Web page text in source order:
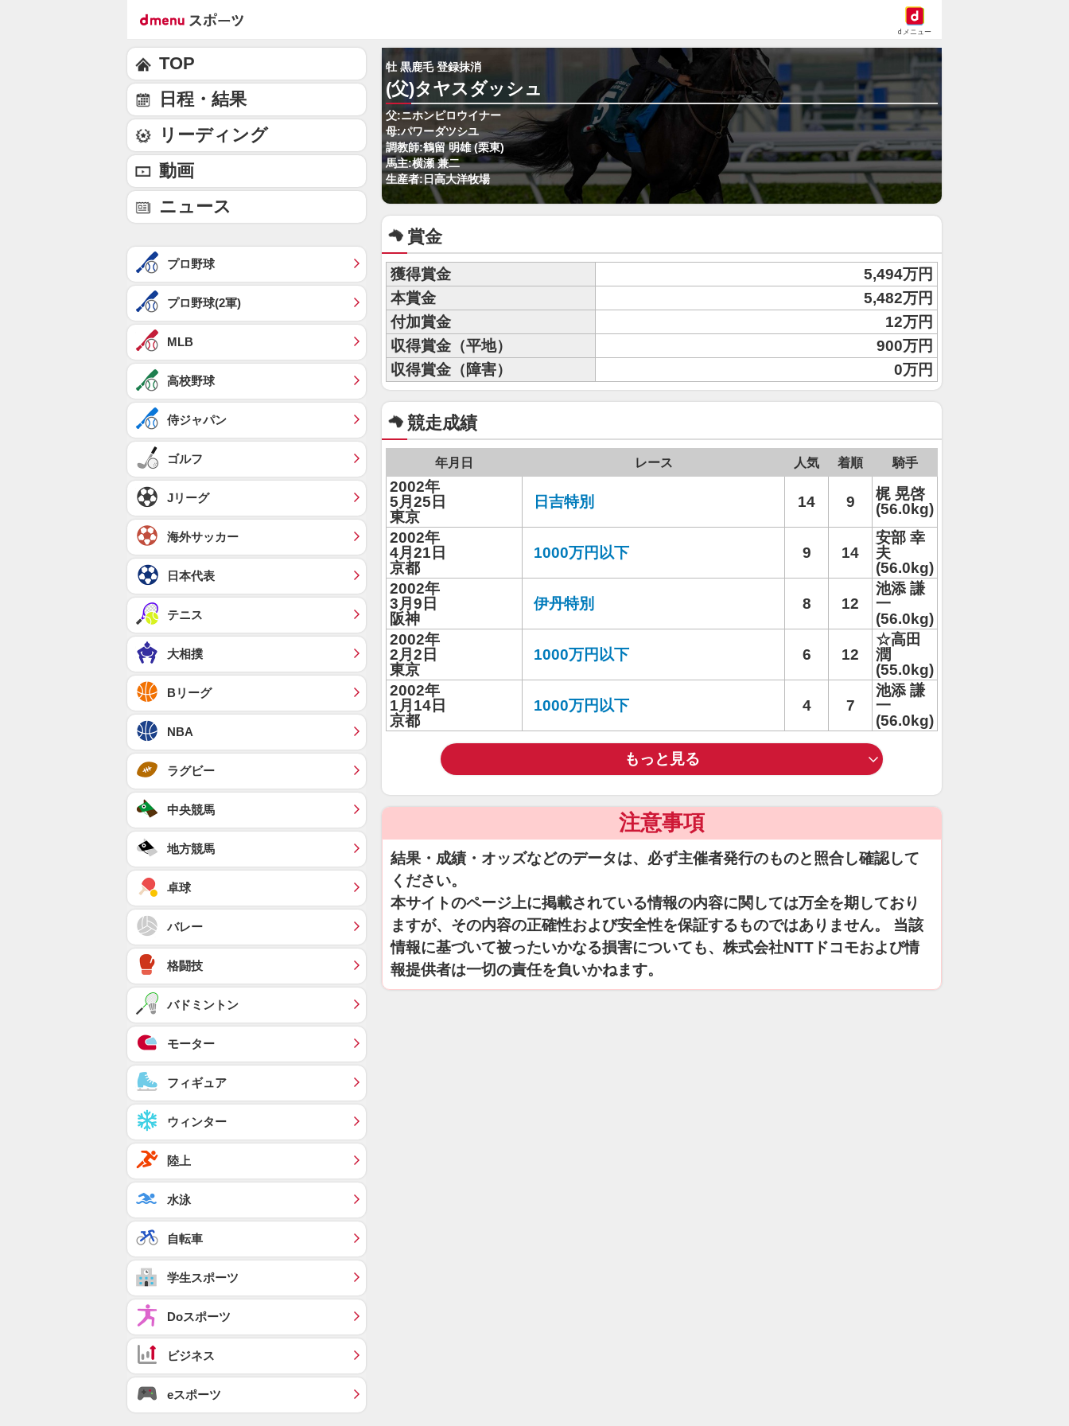
dメニュー
牡 黒鹿毛 登録抹消
(父)タヤスダッシュ
父:ニホンピロウイナー
母:パワーダツシユ
調教師:鶴留 明雄 (栗東)
馬主:横瀬 兼二
生産者:日高大洋牧場
賞金
獲得賞金
5,494万円
本賞金
5,482万円
付加賞金
12万円
収得賞金（平地）
900万円
収得賞金（障害）
0万円
競走成績
年月日 レース 人気 着順 騎手
2002年
5月25日
東京
日吉特別 14 9
梶 晃啓
(56.0kg)
2002年
4月21日
京都
1000万円以下 9 14
安部 幸
夫
(56.0kg)
2002年
3月9日
阪神
伊丹特別 8 12
池添 謙
一
(56.0kg)
2002年
2月2日
東京
1000万円以下 6 12
☆高田
潤
(55.0kg)
2002年
1月14日
京都
1000万円以下 4 7
池添 謙
一
(56.0kg)
もっと見る
注意事項
結果・成績・オッズなどのデータは、必ず主催者発行のものと照合し確認して
ください。
本サイトのページ上に掲載されている情報の内容に関しては万全を期しており
ますが、その内容の正確性および安全性を保証するものではありません。 当該
情報に基づいて被ったいかなる損害についても、株式会社NTTドコモおよび情
報提供者は一切の責任を負いかねます。
TOP
日程・結果
リーディング
動画
ニュース
プロ野球
プロ野球(2軍)
MLB
高校野球
侍ジャパン
ゴルフ
Jリーグ
海外サッカー
日本代表
テニス
大相撲
Bリーグ
NBA
ラグビー
中央競馬
地方競馬
卓球
バレー
格闘技
バドミントン
モーター
フィギュア
ウィンター
陸上
水泳
自転車
学生スポーツ
Doスポーツ
ビジネス
eスポーツ